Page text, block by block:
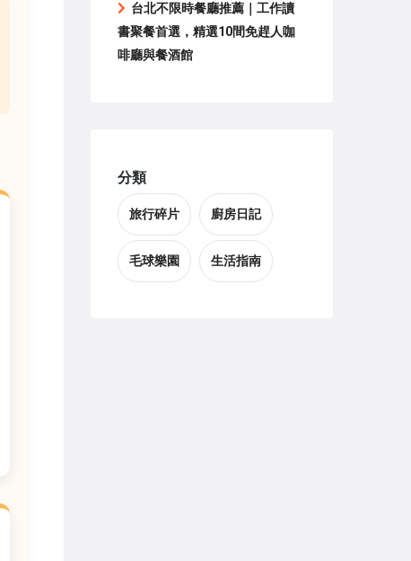
台北不限時餐廳推薦｜工作讀
書聚餐首選，精選10間免趕人咖
啡廳與餐酒館
分類
旅行碎片 廚房日記
毛球樂園 生活指南